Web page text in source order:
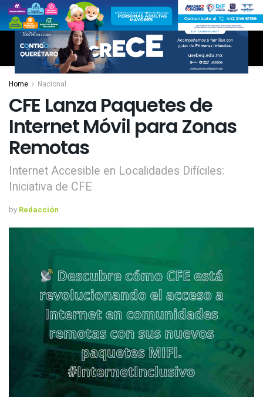
Home Nacional
CFE Lanza Paquetes de
Internet Móvil para Zonas
Remotas
Internet Accesible en Localidades Difíciles:
Iniciativa de CFE
by Redacción